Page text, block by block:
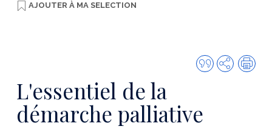
AJOUTER À MA SELECTION
Citer
cette
Partager
L'essentiel de la
démarche palliative